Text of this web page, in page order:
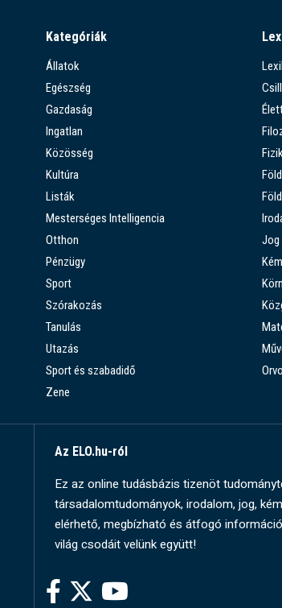
Kategóriák
Állatok
Egészség
Gazdaság
Ingatlan
Közösség
Kultúra
Listák
Mesterséges Intelligencia
Otthon
Pénzügy
Sport
Szórakozás
Tanulás
Utazás
Sport és szabadidő
Zene
Jog
Az ELO.hu-ról
Ez az online tudásbázis tizenöt
társadalomtudományok, irodalom, jog,
elérhető, megbízható és átfogó
világ csodáit velünk együtt!